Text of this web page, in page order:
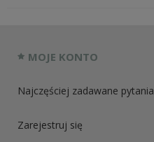
MOJE KONTO
Najczęściej zadawane pytania
Zarejestruj się